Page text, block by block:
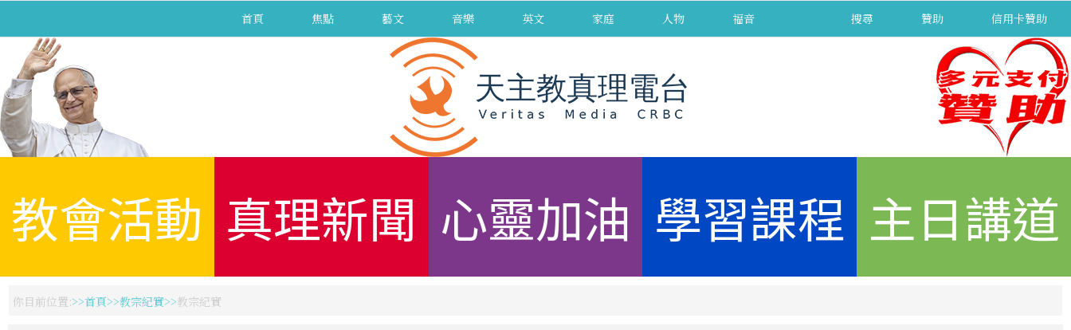
首頁 焦點 藝文 音樂 英文 家庭 人物 福音 搜尋 贊助 信用卡贊助
教會活動 真理新聞 心靈加油 學習課程 主日講道
你目前位置: 首頁 教宗紀實 教宗紀實